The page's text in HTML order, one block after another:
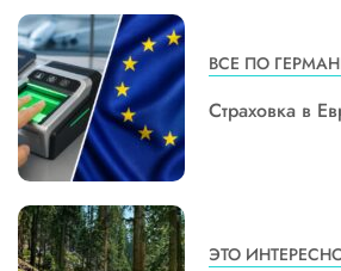
ВСЕ ПО
Страховка в
ЭТО